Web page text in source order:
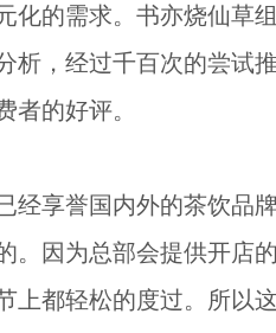
化的需求。书亦烧仙草
析，经过千百次的尝试
者的好评。
经享誉国内外的茶饮品
。因为总部会提供开店
上都轻松的度过。所以